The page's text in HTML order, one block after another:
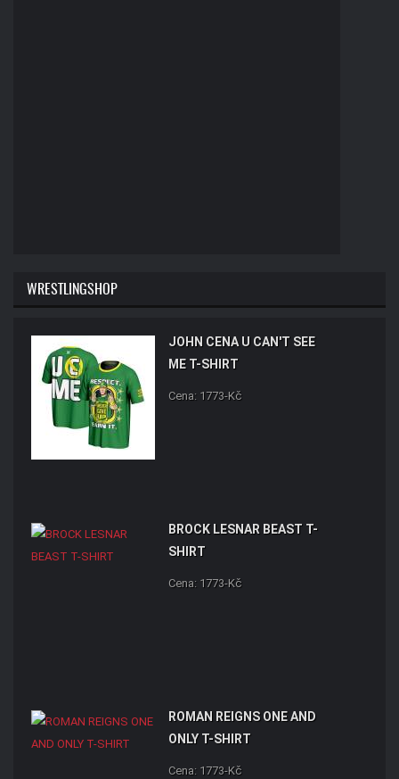
WRESTLINGSHOP
JOHN CENA U CAN'T SEE
ME T-SHIRT
Cena: 1773-Kč
BROCK LESNAR BEAST T-
SHIRT
Cena: 1773-Kč
ROMAN REIGNS ONE AND
ONLY T-SHIRT
Cena: 1773-Kč